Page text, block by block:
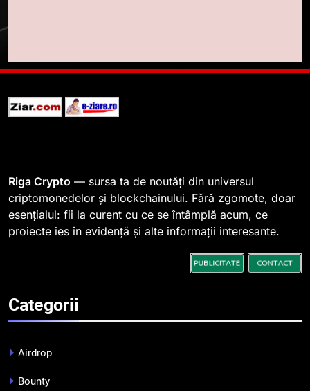
avantaje și riscuri
criptomonedelor în 2026
INFO
5
Squid a strâns 6 milioane de
dolari cu sprijinul Ripple, apoi a
pierdut jumătate din aceștia
6
Banii digitali și arhitectura
Riga Crypto — sursa ta de noutăți din universul
criptomonedelor și blockchainului. Fără zgomote, doar
esențialul: fii la curent cu ce se întâmplă acum, ce
proiecte ies în evidență și alte informații interesante.
Categorii
Airdrop
Bounty